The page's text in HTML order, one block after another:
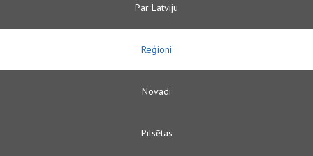
Par Latviju
Reģioni
Novadi
Pilsētas